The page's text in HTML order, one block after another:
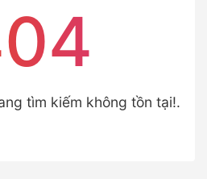
tìm kiếm không tồn tại!.